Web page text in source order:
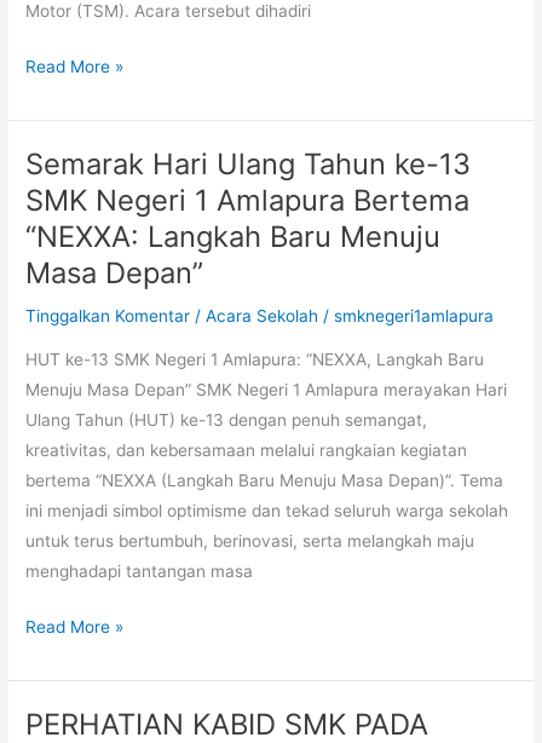
Motor (TSM). Acara tersebut dihadiri
Read More »
Semarak Hari Ulang Tahun ke-13
SMK Negeri 1 Amlapura Bertema
“NEXXA: Langkah Baru Menuju
Masa Depan”
Tinggalkan Komentar /Acara Sekolah /smknegeri1amlapura
HUT ke-13 SMK Negeri 1 Amlapura: “NEXXA, Langkah Baru
Menuju Masa Depan” SMK Negeri 1 Amlapura merayakan Hari
Ulang Tahun (HUT) ke-13 dengan penuh semangat,
kreativitas, dan kebersamaan melalui rangkaian kegiatan
bertema “NEXXA (Langkah Baru Menuju Masa Depan)”. Tema
ini menjadi simbol optimisme dan tekad seluruh warga sekolah
untuk terus bertumbuh, berinovasi, serta melangkah maju
menghadapi tantangan masa
Semarak
Hari
Tahun
ke-
13
Negeri
1
Amlapura
Bertema
“NEXXA:
Langkah
Baru
Menuju
Read More »
PERHATIAN KABID SMK PADA
PERHATIAN